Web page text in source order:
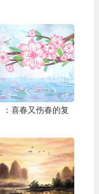
：喜春又伤春的复